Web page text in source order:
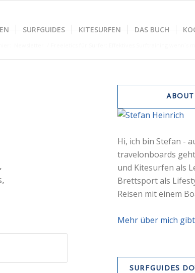
SURFGUIDES KITESURFEN DAS BUCH
Hi, ich bin Stefan -
travelonboards
und Kitesurfen als
Brettsport als
Reisen mit einem
Mehr über mich
SURFGUIDES